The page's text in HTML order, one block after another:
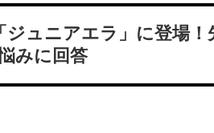
ュニアエラ」に登場！
みに回答